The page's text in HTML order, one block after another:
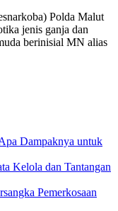
Polda Malut
jenis ganja dan
berinisial MN alias
Dampaknya untuk
Kelola dan Tantangan
Pemerkosaan